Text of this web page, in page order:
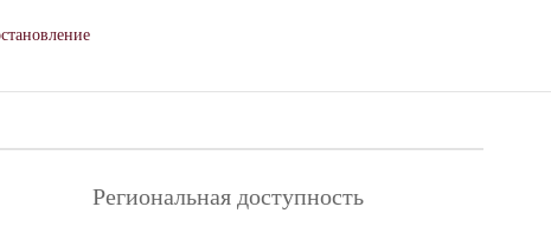
Региональная доступность